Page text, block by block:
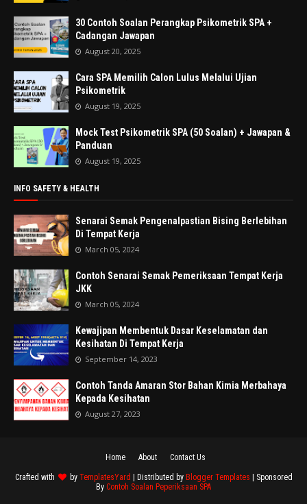
30 Contoh Soalan Perangkap Psikometrik SPA +
Cadangan Jawapan
August 20, 2025
Cara SPA Memilih Calon Lulus Melalui Ujian
Psikometrik
August 19, 2025
Mock Test Psikometrik SPA (50 Soalan) + Jawapan &
Panduan
August 19, 2025
INFO SAFETY & HEALTH
Senarai Semak Pengenalpastian Bising Berlebihan
Di Tempat Kerja
March 05, 2024
Contoh Senarai Semak Pemeriksaan Tempat Kerja
JKK
March 05, 2024
Kewajipan Membentuk Dasar Keselamatan dan
Kesihatan Di Tempat Kerja
September 14, 2023
Contoh Tanda Amaran Stor Bahan Kimia Merbahaya
Kepada Kesihatan
August 27, 2023
Home About Contact Us
Crafted with by TemplatesYard | Distributed by Blogger Templates | Sponsored
By Contoh Soalan Peperiksaan SPA